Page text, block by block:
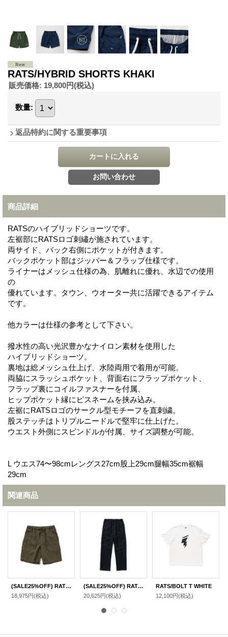
RATS/HYBRID SHORTS KHAKI
販売価格: 19,800円(税込)
数量:
返品特約に関する重要事項
商品詳細
RATSのハイブリッドショーツです。
左裾部にRATSロゴ刺繡が施されています。
両サイド、バック右側にポケットが付きます。
バックポケット部はジッパー＆フラップ仕様です。
ライナーはメッシュ仕様の為、肌離れに優れ、水辺での使用
の
優れています。タウン、ウオーター共に活躍できるアイテム
です。
他カラーは仕様の参考として下さい。
撥水性の高い光沢豊かなナイロン素材を使用した
ハイブリッドショーツ。
裏地は総メッシュ仕上げ、水陸両用で着用が可能。
両脇にスラッシュポケット、背面右にフラップポケット、
フラップ裏にコイルファスナーを付属、
ヒップポケット縁にピスネームを挟み込み。
左裾にRATSロゴのサークル型モチーフを直刺繍。
股ステッチはトリプルニードルで堅牢に仕上げた。
ウエスト外側にスピンドルが付属、サイズ調整が可能。
L ウエス74〜98cmレングス27cm股上29cm腿幅35cm裾幅
29cm
関連商品
(SALE25%OFF) RATS/LINEN EASY SHORTS KHAKI
18,975円(税込)
(SALE25%OFF) RATS/LINEN EASY PANTS BLACK
20,625円(税込)
RATS/BOLT T WHITE
12,100円(税込)